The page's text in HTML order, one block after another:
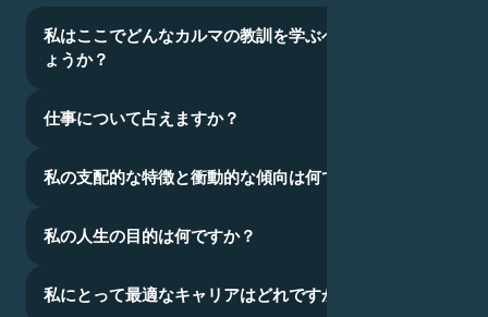
私はここでどんなカルマの教訓を学ぶべきなのでし
ょうか？
仕事について占えますか？
私の支配的な特徴と衝動的な傾向は何ですか？
私の人生の目的は何ですか？
私にとって最適なキャリアはどれですか？